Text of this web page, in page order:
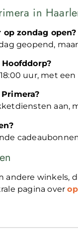
in
zondag open?
geopend,
uur, met
aan,
andere winkels,
pagina over